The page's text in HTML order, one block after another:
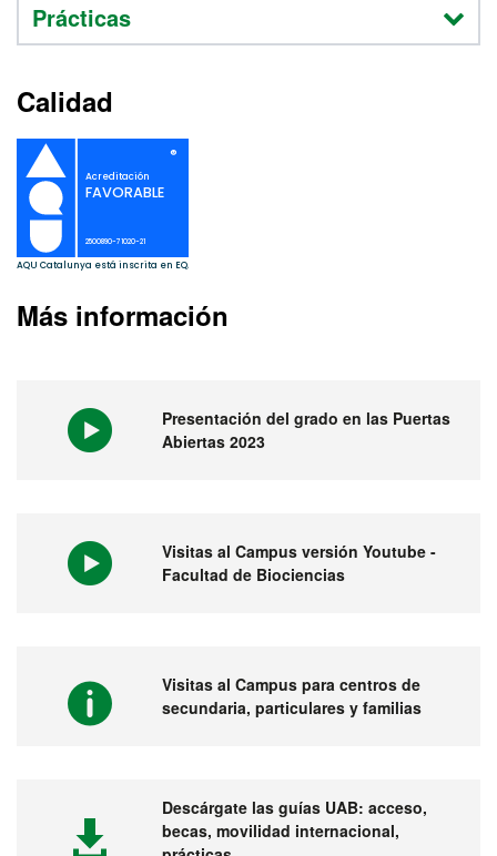
Prácticas
Calidad
Más información
Presentación del grado en las Puertas
Abiertas 2023
Visitas al Campus versión Youtube -
Facultad de Biociencias
Visitas al Campus para centros de
secundaria, particulares y familias
Descárgate las guías UAB: acceso,
becas, movilidad internacional,